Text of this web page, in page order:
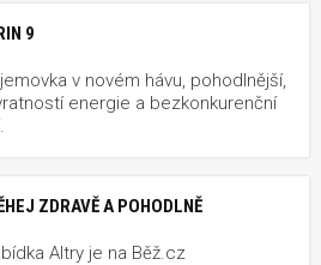
9
v novém hávu, pohodlnější,
energie a bezkonkurenční
ZDRAVĚ A POHODLNĚ
Altry je na Běž.cz